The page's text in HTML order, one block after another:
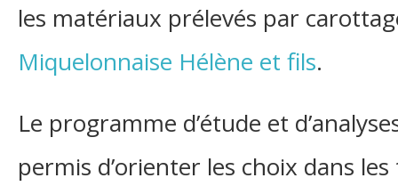
les matériaux prélevés par
Miquelonnaise Hélène et fils.
Le programme d’étude et
permis d’orienter les choix dans